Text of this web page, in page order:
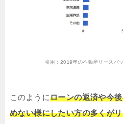
引用： 2019年の不動産リースバ
このようにローンの返済や今
めない様にしたい方の多くが